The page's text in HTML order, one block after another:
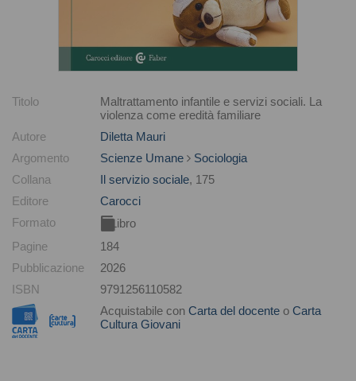
Titolo
Maltrattamento infantile e servizi sociali. La
violenza come eredità familiare
Autore
Diletta Mauri
Argomento
Scienze Umane
Sociologia
Collana
Il servizio sociale, 175
Editore
Carocci
Formato
Libro
Pagine
184
Pubblicazione
2026
ISBN
9791256110582
Acquistabile con Carta del docente o Carta
Cultura Giovani